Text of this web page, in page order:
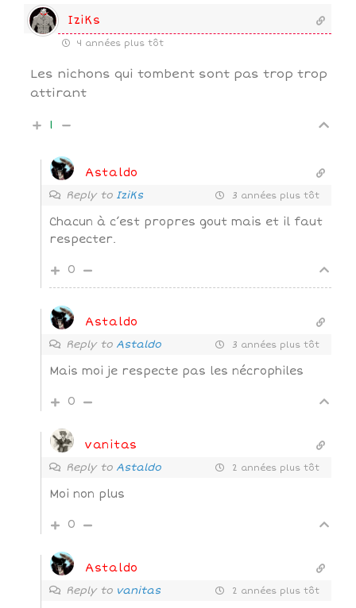
IziKs
4 années plus tôt
Les nichons qui tombent sont pas trop trop
attirant
1
Astaldo
Reply to IziKs 3 années plus tôt
Chacun à c’est propres gout mais et il faut
respecter.
0
Astaldo
Reply to Astaldo 3 années plus tôt
Mais moi je respecte pas les nécrophiles
0
vanitas
Reply to Astaldo 2 années plus tôt
Moi non plus
0
Astaldo
Reply to vanitas 2 années plus tôt